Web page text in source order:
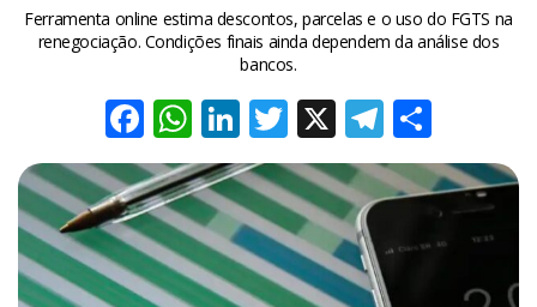
Ferramenta online estima descontos, parcelas e o uso do FGTS na
renegociação. Condições finais ainda dependem da análise dos
bancos.
Facebook
WhatsApp
LinkedIn
Twitter
X